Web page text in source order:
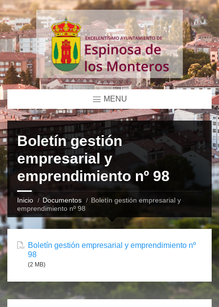
MENU
Boletín gestión
empresarial y
emprendimiento nº 98
Inicio Documentos
Boletín gestión empresarial y
emprendimiento nº 98
Boletín gestión empresarial y emprendimiento nº
98
(2 MB)